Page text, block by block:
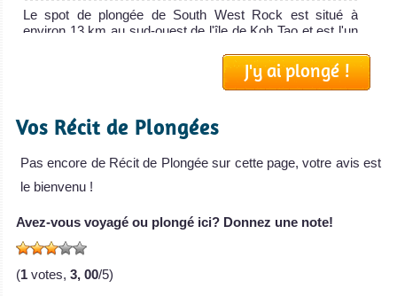
Le spot de plongée de South West Rock est situé à
environ 13 km au sud-ouest de l'île de Koh Tao et est l'un
Notre avis
Le spot sous-marin de Chumphon Pinnacle est un
excellent site de plongée et le meilleur spot de Koh Tao.
L'endroit pré...
White Rock
Koh Nang Yuan. Il consiste en deux gros rochers et en un
jardin de...
J'y ai plongé !
Vos Récit de Plongées
Pas encore de Récit de Plongée sur cette page, votre avis est
le bienvenu !
Avez-vous voyagé ou plongé ici? Donnez une note!
(1 votes, 3, 00/5)